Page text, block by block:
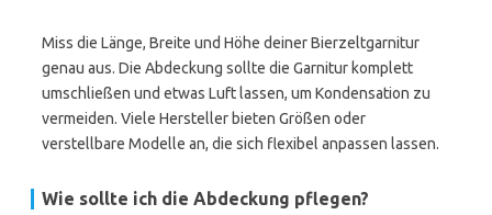
Miss die Länge, Breite und Höhe deiner Bierzeltgarnitur
genau aus. Die Abdeckung sollte die Garnitur komplett
umschließen und etwas Luft lassen, um Kondensation zu
vermeiden. Viele Hersteller bieten Größen oder
verstellbare Modelle an, die sich flexibel anpassen lassen.
Wie sollte ich die Abdeckung pflegen?